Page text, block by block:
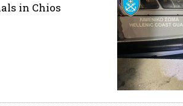
in Chios